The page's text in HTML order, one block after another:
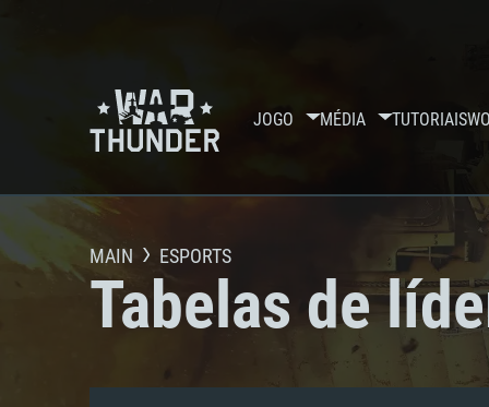
JOGO MÉDIA TUTORIAIS
MAIN ESPORTS
Tabelas de